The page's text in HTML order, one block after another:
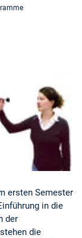
ersten Semester
in die
der
die